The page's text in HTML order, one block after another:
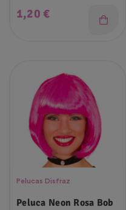
Precio
1,20 €
Pelucas Disfraz
Peluca Neon Rosa Bob